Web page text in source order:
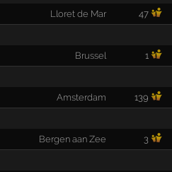
Lloret de Mar 47
Brussel 1
Amsterdam 139
Bergen aan Zee 3